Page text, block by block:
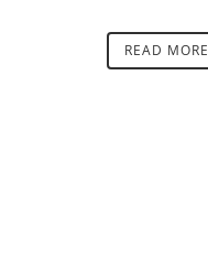
READ MORE